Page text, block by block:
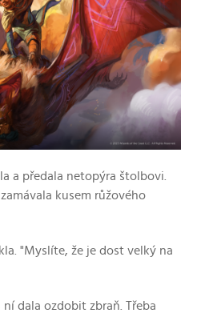
a předala netopýra štolbovi.
kusem růžového
"Myslíte, že je dost velký na
dala ozdobit zbraň. Třeba